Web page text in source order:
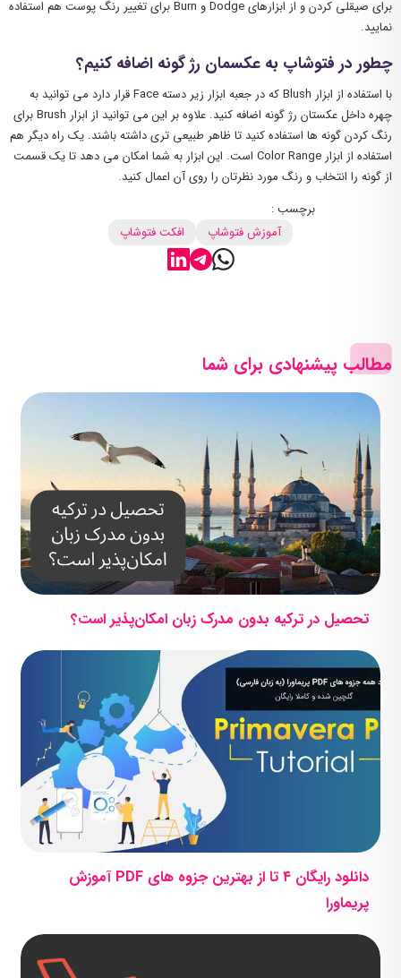
برای صیقلی کردن و از ابزارهای Dodge و Burn برای تغییر رنگ پوست هم استفاده
نمایید.
چطور در فتوشاپ به عکسمان رژ گونه اضافه کنیم؟
با استفاده از ابزار Blush که در جعبه ابزار زیر دسته Face قرار دارد می توانید به
چهره داخل عکستان رژ گونه اضافه کنید. علاوه بر این می توانید از ابزار Brush برای
رنگ کردن گونه ها استفاده کنید تا ظاهر طبیعی تری داشته باشند. یک راه دیگر هم
استفاده از ابزار Color Range است. این ابزار به شما امکان می دهد تا یک قسمت
از گونه را انتخاب و رنگ مورد نظرتان را روی آن اعمال کنید.
برچسب :
آموزش فتوشاپ
افکت فتوشاپ
مطالب پیشنهادی برای شما
تحصیل در ترکیه بدون مدرک زبان امکان‌پذیر است؟
دانلود رایگان ۴ تا از بهترین جزوه های PDF آموزش
پریماورا